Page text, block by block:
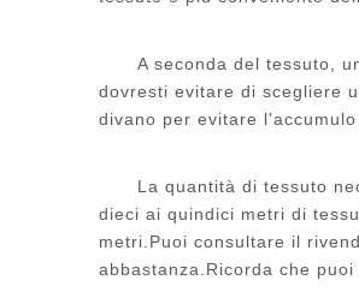
A seconda del tessuto,
dovresti evitare di scegliere
divano per evitare
La quantità di tessuto
dieci ai quindici metri di
metri.Puoi consultare il
abbastanza.Ricorda che